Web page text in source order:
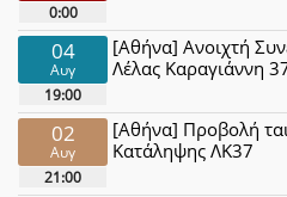
0:00
04
Αυγ
19:00
[Αθήνα] Ανοιχτή
Λέλας Καραγιάννη
02
Αυγ
21:00
[Αθήνα] Προβολή
Κατάληψης ΛΚ37